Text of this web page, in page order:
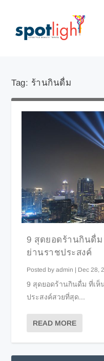
Tag: ร้านกินดื่ม
9 สุดยอดร้านกินดื่
ย่านราชประสงค์
Posted byadmin | Dec 28,
9 สุดยอดร้านกินดื่ม ที่เห็
ประสงค์สวยที่สุด...
READ MORE